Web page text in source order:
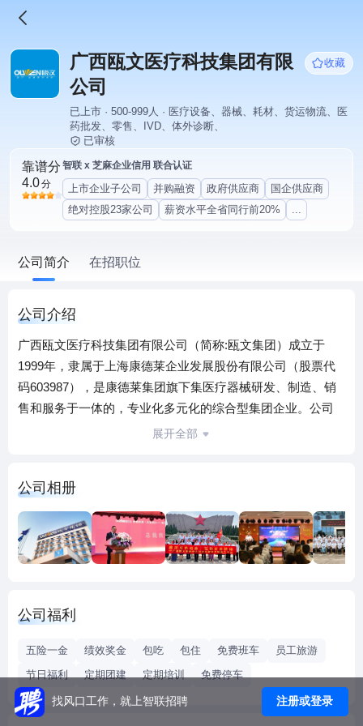
广西瓯文医疗科技集团有限
公司
收藏
已上市 · 500-999人 · 医疗设备、器械、耗材、货运物流、医
药批发、零售、IVD、体外诊断、
已审核
靠谱分
4.0分
智联 x 芝麻企业信用 联合认证
上市企业子公司 并购融资 政府供应商
国企供应商
绝对控股23家公司
薪资水平全省同行前20% ...
公司简介 在招职位
公司介绍
广西瓯文医疗科技集团有限公司（简称:瓯文集团）成立于
1999年，隶属于上海康德莱企业发展股份有限公司（股票代
码603987），是康德莱集团旗下集医疗器械研发、制造、销
售和服务于一体的，专业化多元化的综合型集团企业。公司
注册资本1.148亿元，现有员工1千人，近三年累纳税额超2亿
总部位于南宁市邕宁区新兴产业园龙门路1号，拥有占地30
亩、建筑面积35000平方米的独立园区，配备办公大楼、综合
楼，以及五层24000平米专业自动化仓储物流中心，为150多
家医疗服务公司、冷链产品提供第三方仓储及物流配送服
25亩。 瓯文集团现辖25家分子公司，销售网络遍布广西全境
局，以流通带动工业，以工业支撑流通，立足广西，布局华
南，开拓全国。 瓯文集团在行业内素来以“产品全、渠道宽”著
展开全部
公司相册
公司福利
五险一金 绩效奖金 包吃 包住 免费班车
员工旅游
节日福利
定期团建 定期培训 免费停车
找风口工作，就上智联招聘 注册或登录